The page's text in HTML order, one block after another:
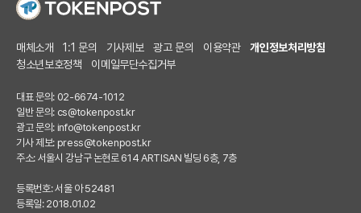
매체소개 1:1 문의 기사제보 광고 문의 이용약관
개인정보처리방침
청소년보호정책
이메일무단수집거부
대표 문의: 02-6674-1012
일반 문의: cs@tokenpost.kr
광고 문의: info@tokenpost.kr
기사 제보: press@tokenpost.kr
주소: 서울시 강남구 논현로 614 ARTISAN 빌딩 6층, 7층
등록번호: 서울 아 52481
등록일: 2018.01.02